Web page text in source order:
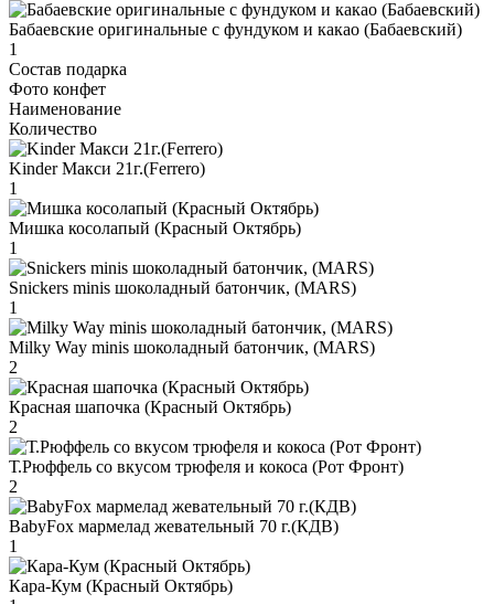
Бабаевские оригинальные с фундуком и какао (Бабаевский)
1
Состав подарка
Фото конфет
Наименование
Количество
Kinder Макси 21г.(Ferrero)
1
Мишка косолапый (Красный Октябрь)
1
Snickers minis шоколадный батончик, (MARS)
1
Milky Way minis шоколадный батончик, (MARS)
2
Красная шапочка (Красный Октябрь)
2
Т.Рюффель со вкусом трюфеля и кокоса (Рот Фронт)
2
BabyFox мармелад жевательный 70 г.(КДВ)
1
Кара-Кум (Красный Октябрь)